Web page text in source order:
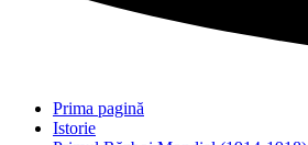
Prima pagină
Istorie